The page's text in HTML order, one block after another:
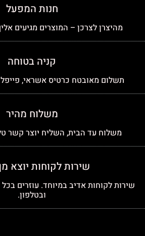
חנות המפעל
מהיצרן לצרכן – המוצרים מגיעים
קניה בטוחה
תשלום מאובטח כרטיס אשראי,
משלוח מהיר
משלוח עד הבית, השליח יוצר קשר
שירות לקוחות יוצא
שירות לקוחות אדיב במיוחד. עוזרים
ובטלפון.